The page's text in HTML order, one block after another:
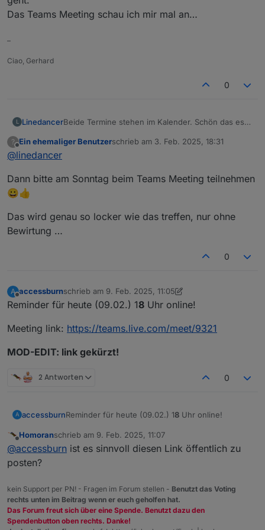
Das Teams Meeting schau ich mir mal an…
–
Ciao, Gerhard
0
L LinedancerBeide Termine stehen im Kalender. Schön das es
Das Teams Meeting schau ich mir mal an…
?
Offline
Ein ehemaliger Benutzerschrieb am 3. Feb. 2025, 18:31
zuletzt editiert von
@linedancer
Dann bitte am Sonntag beim Teams Meeting teilnehmen
😀👍
Das wird genau so locker wie das treffen, nur ohne
Bewirtung …
0
A
Offline
accessburnschrieb am 9. Feb. 2025, 11:05
zuletzt editiert von accessburn2. Sept. 2025, 12:46
Reminder für heute (09.02.) 18 Uhr online!
Meeting link: https://teams.live.com/meet/9321
MOD-EDIT: link gekürzt!
2 Antworten 0
A accessburnReminder für heute (09.02.) 18 Uhr online!
Meeting link:https://teams.live.com/meet/9321
Homoranschrieb am 9. Feb. 2025, 11:07
zuletzt editiert von
@accessburn ist es sinnvoll diesen Link öffentlich zu
posten?
kein Support per PN! - Fragen im Forum stellen - Benutzt das Voting
rechts unten im Beitrag wenn er euch geholfen hat.
Das Forum freut sich über eine Spende. Benutzt dazu den
Spendenbutton oben rechts. Danke!